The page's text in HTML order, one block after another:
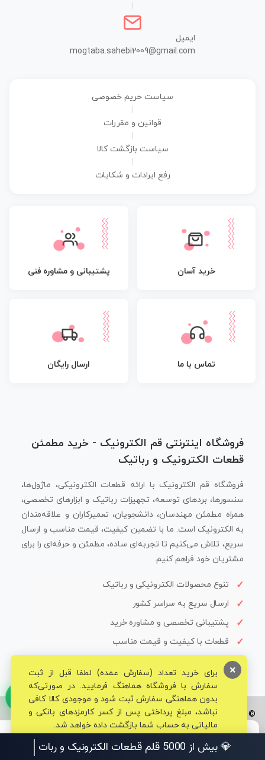
ایمیل
mogtaba.sahebi2009@gmail.com
سیاست حریم خصوصی
قوانین و مقررات
سیاست بازگشت کالا
رفع ایرادات و شکایات
خرید آسان پشتیبانی و مشاوره فنی
تماس با ما ارسال رایگان
فروشگاه اینترنتی قم الکترونیک - خرید مطمئن
قطعات الکترونیک و رباتیک
فروشگاه قم الکترونیک با ارائه قطعات الکترونیکی، ماژول‌ها،
سنسورها، بردهای توسعه، تجهیزات رباتیک و ابزارهای تخصصی،
همراه مطمئن مهندسان، دانشجویان، تعمیرکاران و علاقه‌مندان
به الکترونیک است. ما با تضمین کیفیت، قیمت مناسب و ارسال
سریع، تلاش می‌کنیم تا تجربه‌ای ساده، مطمئن و حرفه‌ای را برای
مشتریان خود فراهم کنیم.
تنوع محصولات الکترونیکی و رباتیک
ارسال سریع به سراسر کشور
پشتیبانی تخصصی و مشاوره خرید
قطعات با کیفیت و قیمت مناسب
© تمامی حقوق برای فروشگاه تخصصی قم الکترونیک محفوظ می‌باشد.
برای خرید تعداد (سفارش عمده) لطفا قبل از ثبت
سفارش با فروشگاه هماهنگ فرمایید. در صورتی‌که
بدون هماهنگی سفارش ثبت شود و موجودی کالا کافی
نباشد، مبلغ پرداختی پس از کسر کارمزدهای بانکی و
مالیاتی به حساب شما بازگشت داده خواهد شد.
×
💎 بیش از 5000 قلم ق